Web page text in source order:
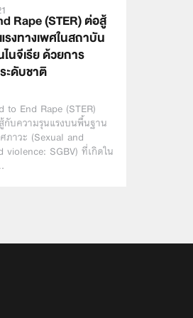
Rape (STER) ต่อสู้
งทางเพศในสถาบัน
นจีเรีย ด้วยการ
ะดับชาติ
to End Rape (STER)
กับความรุนแรงบนพื้นฐาน
ภาวะ (Sexual and
violence: SGBV) ที่เกิดใน